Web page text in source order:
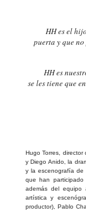
HH es el
puerta y que
HH es
se les tiene que
Hugo Torres, director
y Diego Anido, la
y la escenografía de
que han participado
además del equipo
artística y
productor), Pablo